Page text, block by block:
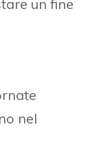
un fine
nel